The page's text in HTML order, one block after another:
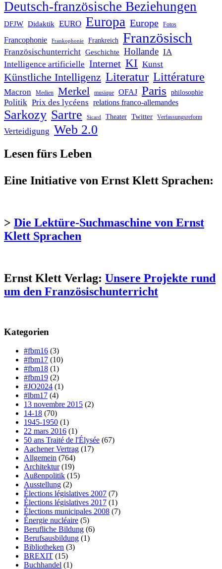
Deutsch-französische Beziehungen
DFJW Didaktik EURO Europa Europe Fotos
Francophonie Frankophonie Frankreich Französisch
Französischunterricht Geschichte Hollande IA
Intelligence artificielle Internet KI Kunst
Künstliche Intelligenz Literatur Littérature
Macron Medien Merkel musique OFAJ Paris philosophie
Politik Prix des lycéens relations franco-allemandes
Sarkozy Sartre Sicard Theater Twitter Verfassungsreform
Verteidigung Web 2.0
Lesen fürs Leben
Eine Initiative von Ernst Klett Sprachen:
> Die Lektüre-Suchmaschine von Ernst
Klett Sprachen
Ernst Klett Verlag: Unsere Projekte rund
um den Französischunterricht
Kategorien
#fbm16 (3)
#fbm17 (10)
#fbm18 (1)
#fbm19 (2)
#JO2024 (1)
#lbm17 (4)
13 novembre 2015 (2)
14-18 (70)
1945-1950 (1)
22 mars 2016 (1)
50 ans Traité de l'Élysée (67)
Aachener Vertrag (17)
Allgemein (764)
Architektur(19)
Außenpolitik (15)
Ausstellung (2)
Élections législatives 2007 (7)
Élections législatives 2017 (1)
Élections municipales 2008 (7)
Énergie nucléaire (5)
Berufliche Bildung (6)
Berufsausbildung (1)
Bibliotheken (3)
BREXIT (15)
Buchhandel (1)